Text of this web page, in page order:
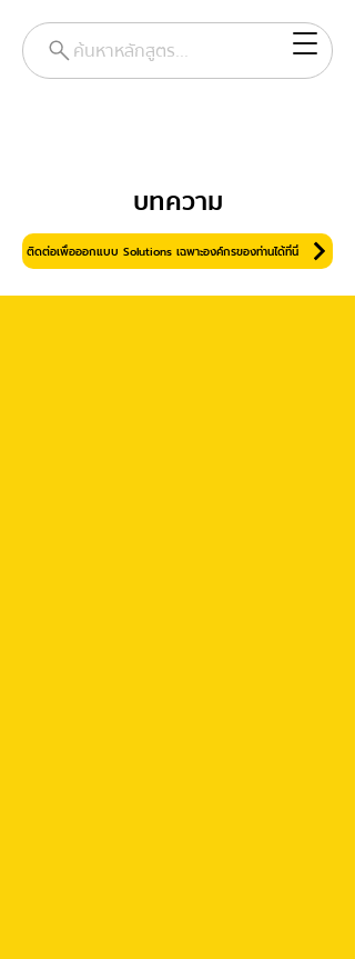
ค้นหาหลักสูตร...
บทความ
ติดต่อเพื่อออกแบบ Solutions เฉพาะองค์กรของท่านได้ที่นี่